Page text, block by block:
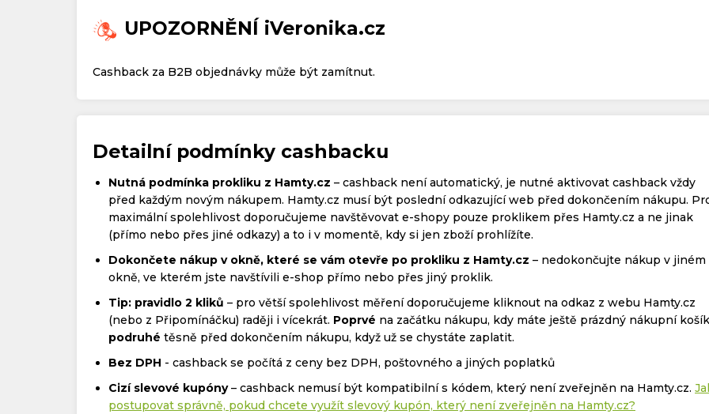
UPOZORNĚNÍ iVeronika.cz
Cashback za B2B objednávky může být zamítnut.
Detailní podmínky cashbacku
Nutná podmínka prokliku z Hamty.cz – cashback není automatický, je nutné aktivovat cashback vždy
před každým novým nákupem. Hamty.cz musí být poslední odkazující web před dokončením nákupu.
maximální spolehlivost doporučujeme navštěvovat e-shopy pouze proklikem přes Hamty.cz a ne jinak
(přímo nebo přes jiné odkazy) a to i v momentě, kdy si jen zboží prohlížíte.
Dokončete nákup v okně, které se vám otevře po prokliku z Hamty.cz – nedokončujte nákup v jiném
okně, ve kterém jste navštívili e-shop přímo nebo přes jiný proklik.
Tip: pravidlo 2 kliků – pro větší spolehlivost měření doporučujeme kliknout na odkaz z webu Hamty.cz
(nebo z Připomínáčku) raději i vícekrát. Poprvé na začátku nákupu, kdy máte ještě prázdný nákupní
podruhé těsně před dokončením nákupu, když už se chystáte zaplatit.
Bez DPH - cashback se počítá z ceny bez DPH, poštovného a jiných poplatků
Cizí slevové kupóny– cashback nemusí být kompatibilní s kódem, který není zveřejněn na Hamty.cz.
postupovat správně, pokud chcete využít slevový kupón, který není zveřejněn na Hamty.cz?